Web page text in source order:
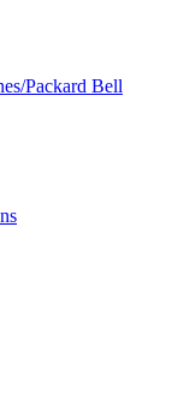
Packard Bell